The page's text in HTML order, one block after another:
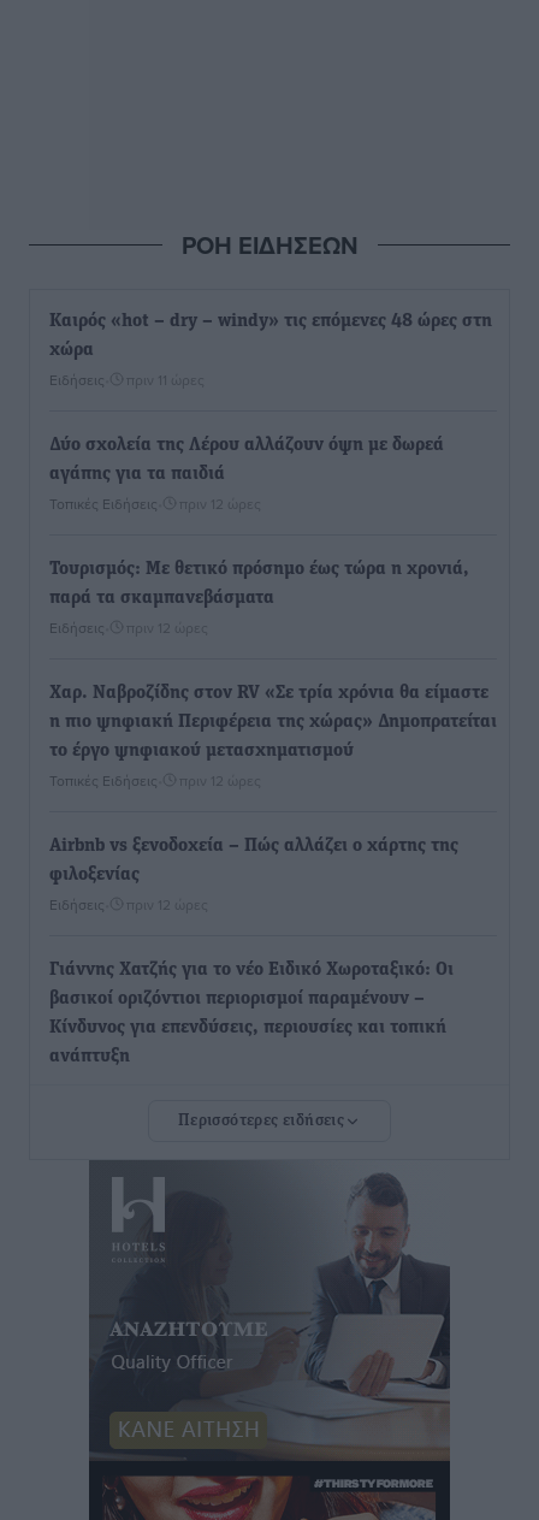
ΡΟΗ ΕΙΔΗΣΕΩΝ
Καιρός «hot – dry – windy» τις επόμενες 48 ώρες στη
χώρα
Ειδήσεις πριν 11 ώρες
Δύο σχολεία της Λέρου αλλάζουν όψη με δωρεά
αγάπης για τα παιδιά
Τοπικές Ειδήσεις πριν 12 ώρες
Τουρισμός: Με θετικό πρόσημο έως τώρα η χρονιά,
παρά τα σκαμπανεβάσματα
Ειδήσεις πριν 12 ώρες
Χαρ. Ναβροζίδης στον RV «Σε τρία χρόνια θα είμαστε
η πιο ψηφιακή Περιφέρεια της χώρας» Δημοπρατείται
το έργο ψηφιακού μετασχηματισμού
Τοπικές Ειδήσεις πριν 12 ώρες
Airbnb vs ξενοδοχεία – Πώς αλλάζει ο χάρτης της
φιλοξενίας
Ειδήσεις πριν 12 ώρες
Γιάννης Χατζής για το νέο Ειδικό Χωροταξικό: Οι
βασικοί οριζόντιοι περιορισμοί παραμένουν –
Κίνδυνος για επενδύσεις, περιουσίες και τοπική
ανάπτυξη
δεν υπάρχουν περιθώρια εφησυχασμού
πριν 12 ώρες
Στον Άγιο Νικόλαο Χάλκης ανοίγει ξανά το
ανανεωμένο εκκλησιαστικό μουσείο από τη Λέσχη
Lions Χάλκης
Τοπικές Ειδήσεις• πριν 13 ώρες
Ρόδος: «Βουλιάζει» από τουρίστες – Πάνω από 1 εκατ.
επιβάτες και 55 κρουαζιερόπλοια
Τοπικές Ειδήσεις πριν 13 ώρες
Περισσότερες ειδήσεις